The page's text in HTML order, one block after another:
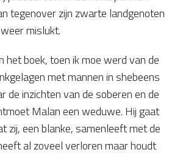
tegenover zijn zwarte landgenoten
mislukt.
het boek, toen ik moe werd van de
met mannen in shebeens
de inzichten van de soberen en de
Malan een weduwe. Hij gaat
zij, een blanke, samenleeft met de
al zoveel verloren maar houdt